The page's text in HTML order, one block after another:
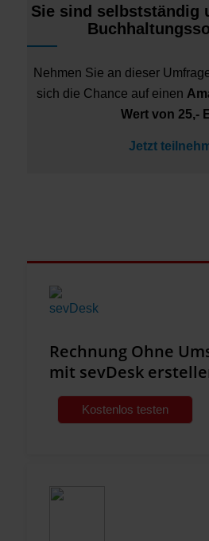
Sie sind selbstständig
Nehmen Sie an dieser
sich die Chance auf einen
Wert von 25,-
Jetzt
Rechnung Ohne
mit sevDesk
Kostenlos testen